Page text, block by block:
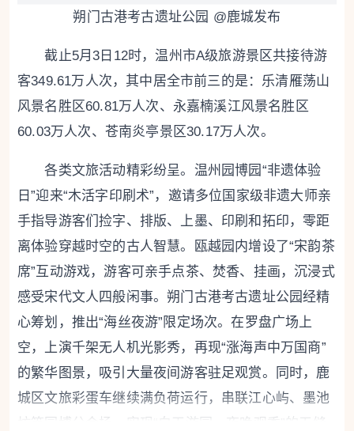
朔门古港考古遗址公园 @鹿城发布
截止5月3日12时，温州市A级旅游景区共接待游
客349.61万人次，其中居全市前三的是：乐清雁荡山
风景名胜区60.81万人次、永嘉楠溪江风景名胜区
60.03万人次、苍南炎亭景区30.17万人次。
各类文旅活动精彩纷呈。温州园博园“非遗体验
日”迎来“木活字印刷术”，邀请多位国家级非遗大师亲
手指导游客们捡字、排版、上墨、印刷和拓印，零距
离体验穿越时空的古人智慧。瓯越园内增设了“宋韵茶
席”互动游戏，游客可亲手点茶、焚香、挂画，沉浸式
感受宋代文人四般闲事。朔门古港考古遗址公园经精
心筹划，推出“海丝夜游”限定场次。在罗盘广场上
空，上演千架无人机光影秀，再现“涨海声中万国商”
的繁华图景，吸引大量夜间游客驻足观赏。同时，鹿
城区文旅彩蛋车继续满负荷运行，串联江心屿、墨池